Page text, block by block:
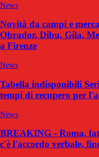
News
Novità da campi e
Obrador, Dibu, Gila,
a Firenze
News
Tabella indisponibili
tempi di recupero per
News
BREAKING - Roma,
c'è l'accordo verbale,